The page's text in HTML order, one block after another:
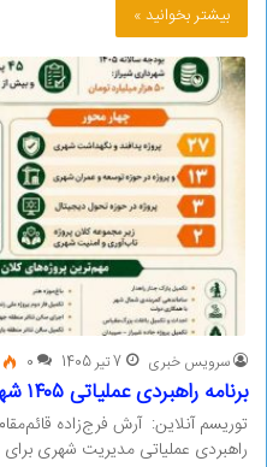
بیشتر بخوانید »
سرویس خبری 7 تیر 1405 0
برنامه راهبردی عملیاتی ۱۴۰۵ شهرداری شیراز/ اینفوگرافیک
توریسم آنلاین: آرش فرج‌زاده
راهبردی عملیاتی مدیریت شهری برای سال ۱۴۰۵